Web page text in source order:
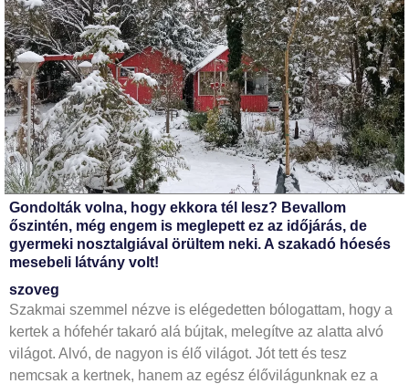
Gondolták volna, hogy ekkora tél lesz? Bevallom
őszintén, még engem is meglepett ez az időjárás, de
gyermeki nosztalgiával örültem neki. A szakadó hóesés
mesebeli látvány volt!
szoveg
Szakmai szemmel nézve is elégedetten bólogattam, hogy a
kertek a hófehér takaró alá bújtak, melegítve az alatta alvó
világot. Alvó, de nagyon is élő világot. Jót tett és tesz
nemcsak a kertnek, hanem az egész élővilágunknak ez a